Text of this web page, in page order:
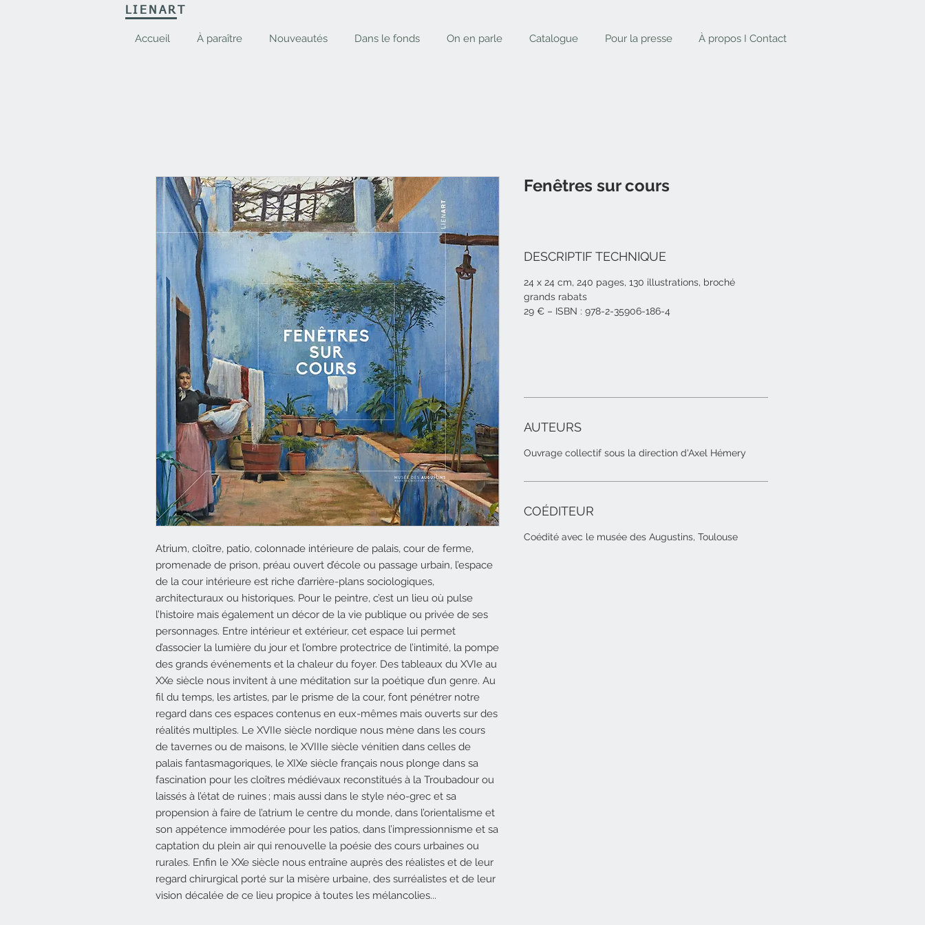
LIENART
Accueil À paraître Nouveautés Dans le fonds On en parle Catalogue Pour la presse À propos I Contact
Atrium, cloître, patio, colonnade intérieure de palais, cour de ferme,
promenade de prison, préau ouvert d’école ou passage urbain, l’espace
de la cour intérieure est riche d’arrière-plans sociologiques,
architecturaux ou historiques. Pour le peintre, c’est un lieu où pulse
l’histoire mais également un décor de la vie publique ou privée de ses
personnages. Entre intérieur et extérieur, cet espace lui permet
d’associer la lumière du jour et l’ombre protectrice de l’intimité, la pompe
des grands événements et la chaleur du foyer. Des tableaux du XVIe au
XXe siècle nous invitent à une méditation sur la poétique d’un genre. Au
fil du temps, les artistes, par le prisme de la cour, font pénétrer notre
regard dans ces espaces contenus en eux-mêmes mais ouverts sur des
réalités multiples. Le XVIIe siècle nordique nous mène dans les cours
de tavernes ou de maisons, le XVIIIe siècle vénitien dans celles de
palais fantasmagoriques, le XIXe siècle français nous plonge dans sa
fascination pour les cloîtres médiévaux reconstitués à la Troubadour ou
laissés à l’état de ruines ; mais aussi dans le style néo-grec et sa
propension à faire de l’atrium le centre du monde, dans l’orientalisme et
son appétence immodérée pour les patios, dans l’impressionnisme et sa
captation du plein air qui renouvelle la poésie des cours urbaines ou
rurales. Enfin le XXe siècle nous entraîne auprès des réalistes et de leur
regard chirurgical porté sur la misère urbaine, des surréalistes et de leur
vision décalée de ce lieu propice à toutes les mélancolies...
Fenêtres sur cours
DESCRIPTIF TECHNIQUE
24 x 24 cm, 240 pages, 130 illustrations, broché
grands rabats
29 € – ISBN : 978-2-35906-186-4
AUTEURS
Ouvrage collectif sous la direction d'Axel Hémery
COÉDITEUR
Coédité avec le musée des Augustins, Toulouse